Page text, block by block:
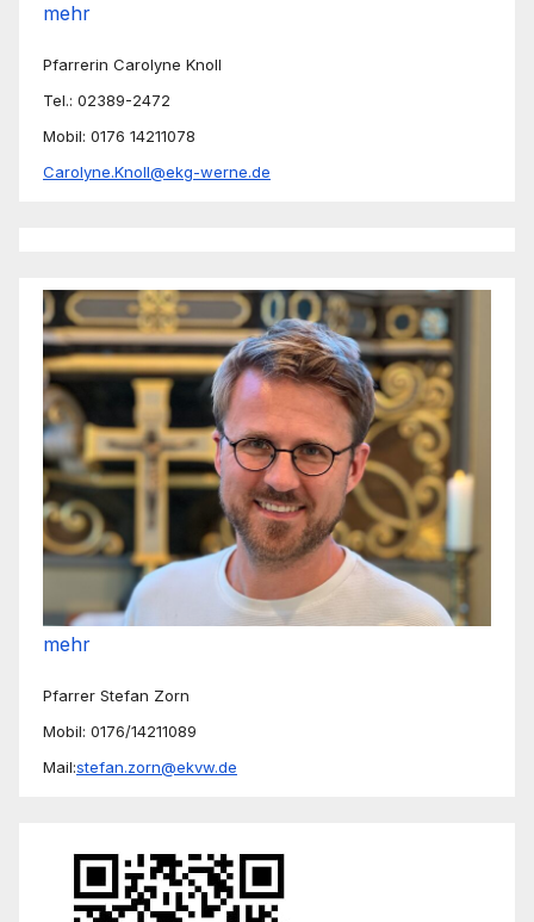
mehr
Pfarrerin Carolyne Knoll
Tel.: 02389-2472
Mobil: 0176 14211078
Carolyne.Knoll@ekg-werne.de
mehr
Pfarrer Stefan Zorn
Mobil: 0176/14211089
Mail:stefan.zorn@ekvw.de